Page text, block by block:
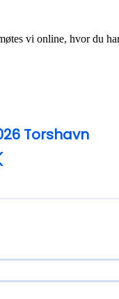
vi online, hvor du
Torshavn